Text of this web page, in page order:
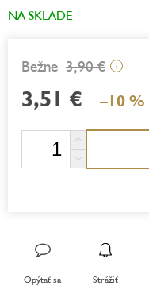
NA SKLADE
3,90 € i
3,51 € –10 %
Opýtať sa Strážiť